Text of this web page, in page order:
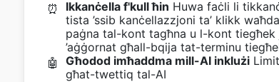
⏰
Ikkanċella f'kull ħin Huwa faċli li
tista ’ssib kanċellazzjoni ta’ klikk
paġna tal-kont tagħna u l-kont tiegħek
’aġġornat għall-bqija tat-terminu
🤖
Għodod imħaddma mill-AI inklużi
għat-twettiq tal-AI